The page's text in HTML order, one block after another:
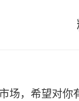
，希望对你